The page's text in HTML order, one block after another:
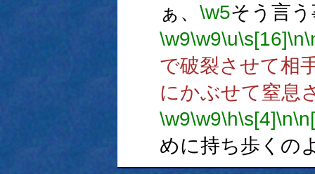
ぁ、 \w5そう言
\w9\w9\u\s[16]\n
で破裂させて相
にかぶせて窒息
\w9\w9\h\s[4]\n
めに持ち歩くの